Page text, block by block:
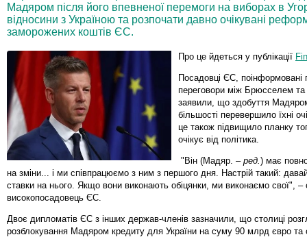
Мадяром після його впевненої перемоги на виборах в
відносини з Україною та розпочати давно очікувані
заморожених коштів ЄС.
Про це йдеться у публікації
Посадовці ЄС, поінформовані
переговори між Брюсселем
заявили, що здобуття Мадяром
більшості перевершило їхні
це також підвищило планку
очікує від політика.
"Він (Мадяр. – ред. ) має
на зміни... і ми співпрацюємо з ним з першого дня. Настрій такий:
ставки на нього. Якщо вони виконають обіцянки, ми виконаємо свої", –
високопосадовець ЄС.
Двоє дипломатів ЄС з інших держав-членів зазначили, що столиці
розблокування Мадяром кредиту для України на суму 90 млрд євро та